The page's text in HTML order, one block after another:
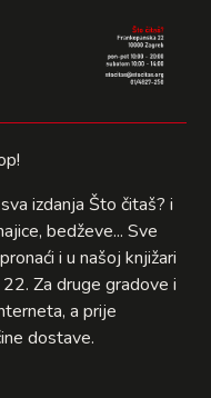
izdanja Što čitaš? i
bedževe... Sve
i u našoj knjižari
Za druge gradove i
a prije
dostave.